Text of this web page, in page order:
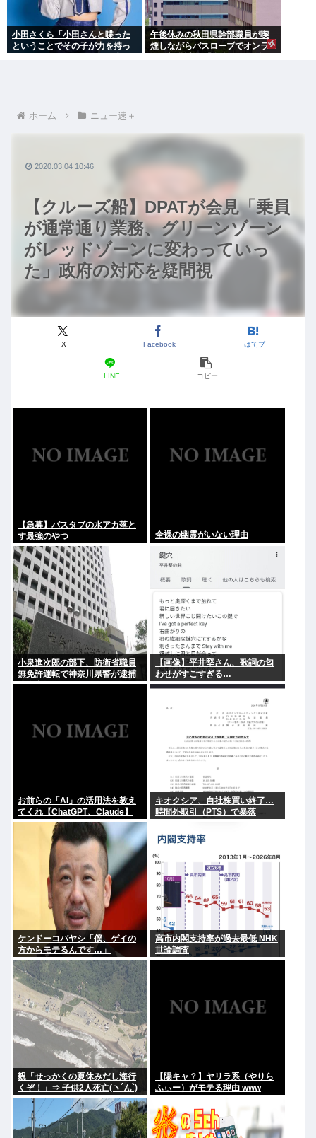
小田さくら「小田さんと喋った
ということでその子が力を持っ
午後休みの秋田県幹部職員が喫
煙しながらバスローブでオンラ
ホーム ニュー速＋
【クルーズ船】DPATが会見「乗員
が通常通り業務、グリーンゾーン
がレッドゾーンに変わっていっ
た」政府の対応を疑問視
X Facebook はてブ
LINE コピー
2020.03.04 10:46
【急募】バスタブの水アカ落と
す最強のやつ
全裸の幽霊がいない理由
小泉進次郎の部下、防衛省職員
無免許運転で神奈川県警が逮捕
追突事故
【画像】平井堅さん、歌詞の匂
わせがすごすぎる…
お前らの「AI」の活用法を教え
てくれ【ChatGPT、Claude】
キオクシア、自社株買い終了…
時間外取引（PTS）で暴落
ケンドーコバヤシ「僕、ゲイの
方からモテるんです…」
高市内閣支持率が過去最低 NHK
世論調査
親「せっかくの夏休みだし海行
くぞ！」⇒ 子供2人死亡(ヽ´ん`)
【陽キャ？】ヤリラ系（やりら
ふぃー）がモテる理由 www